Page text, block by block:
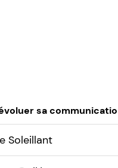
sa
Soleillant